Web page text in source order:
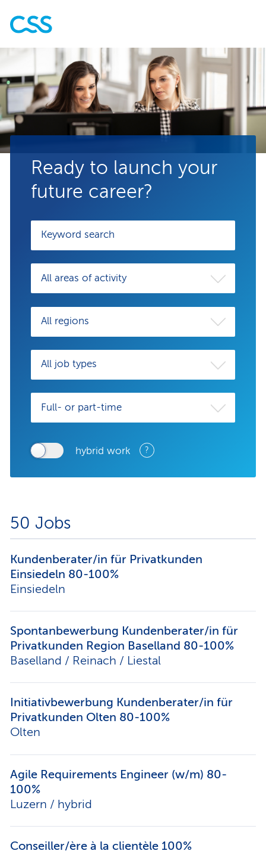
Ready to launch your
future career?
All areas of activity
All regions
All job types
Full- or part-time
hybrid work ?
50 Jobs
Kundenberater/in für Privatkunden
Einsiedeln 80-100%
Einsiedeln
Spontanbewerbung Kundenberater/in für
Privatkunden Region Baselland 80-100%
Baselland / Reinach / Liestal
Initiativbewerbung Kundenberater/in für
Privatkunden Olten 80-100%
Olten
Agile Requirements Engineer (w/m) 80-
100%
Luzern / hybrid
Conseiller/ère à la clientèle 100%